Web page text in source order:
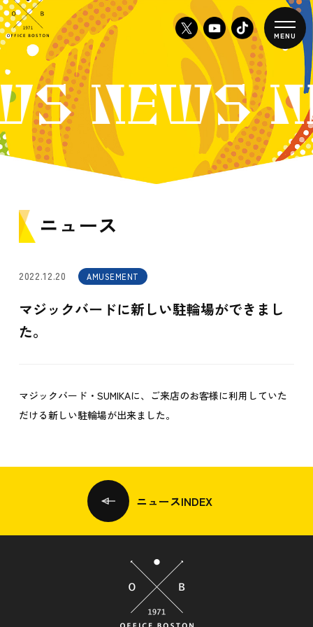
MENU
NEWS
ニュース
2022.12.20 AMUSEMENT
マジックバードに新しい駐輪場ができまし
た。
マジックバード・SUMIKAに、ご来店のお客様に利用していた
だける新しい駐輪場が出来ました。
ニュースINDEX